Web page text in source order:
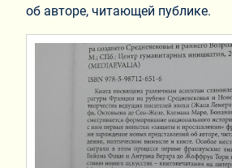
об авторе, читающей публике.